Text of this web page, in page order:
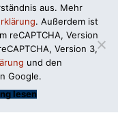
aus. Mehr
. Außerdem ist
reCAPTCHA, Version
Version 3,
und den
Google.
lesen